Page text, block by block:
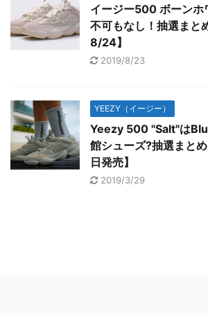
イージー500 ボーンホ
不可もなし！抽選まと
8/24】
2019/8/23
YEEZY（イージー）
Yeezy 500 "Salt"は
館シューズ?抽選まと
日発売】
2019/3/29